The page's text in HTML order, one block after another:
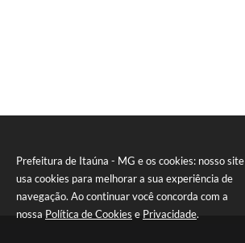
Prefeitura de Itaúna - MG e os cookies: nosso site
usa cookies para melhorar a sua experiência de
navegação. Ao continuar você concorda com a
nossa Política de Cookies e Privacidade.